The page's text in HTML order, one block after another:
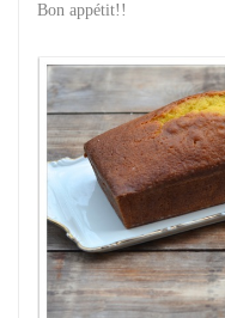
Bon appétit!!